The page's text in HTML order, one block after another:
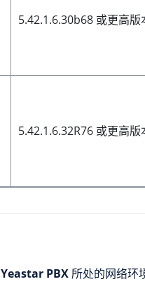
5.42.1.6.30b68 或更高版
5.42.1.6.32R76 或更高版
Yeastar PBX所处的网络环